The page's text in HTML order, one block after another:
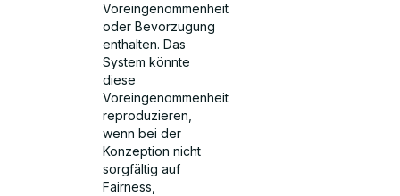
Voreingenommenheit
oder Bevorzugung
enthalten. Das
System könnte
diese
Voreingenommenheit
reproduzieren,
wenn bei der
Konzeption nicht
sorgfältig auf
Fairness,